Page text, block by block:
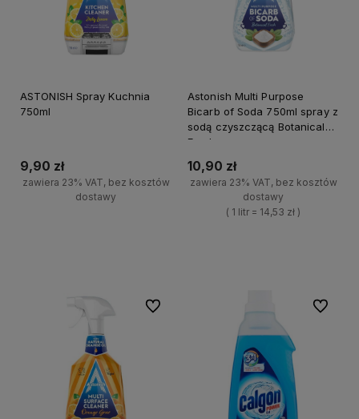
ASTONISH Spray Kuchnia
750ml
9,90 zł
zawiera 23% VAT, bez kosztów
dostawy
Astonish Multi Purpose
Bicarb of Soda 750ml spray z
sodą czyszczącą Botanical
Fresh
10,90 zł
zawiera 23% VAT, bez kosztów
dostawy
( 1 litr = 14,53 zł )
Do ulubionych Do